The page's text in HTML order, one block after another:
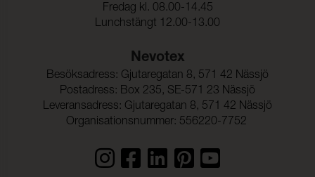
Fredag kl. 08.00-14.45
Lunchstängt 12.00-13.00
Nevotex
Besöksadress: Gjutaregatan 8, 571 42 Nässjö
Postadress: Box 235, SE-571 23 Nässjö
Leveransadress: Gjutaregatan 8, 571 42 Nässjö
Organisationsnummer: 556220-7752